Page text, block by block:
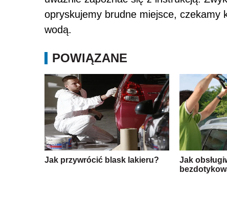
opryskujemy brudne miejsce, czekamy
wodą.
POWIĄZANE
Jak przywrócić blask lakieru?
Jak